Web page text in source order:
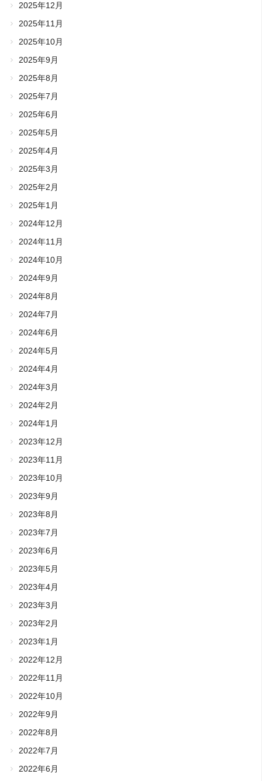
2025年12月
2025年11月
2025年10月
2025年9月
2025年8月
2025年7月
2025年6月
2025年5月
2025年4月
2025年3月
2025年2月
2025年1月
2024年12月
2024年11月
2024年10月
2024年9月
2024年8月
2024年7月
2024年6月
2024年5月
2024年4月
2024年3月
2024年2月
2024年1月
2023年12月
2023年11月
2023年10月
2023年9月
2023年8月
2023年7月
2023年6月
2023年5月
2023年4月
2023年3月
2023年2月
2023年1月
2022年12月
2022年11月
2022年10月
2022年9月
2022年8月
2022年7月
2022年6月